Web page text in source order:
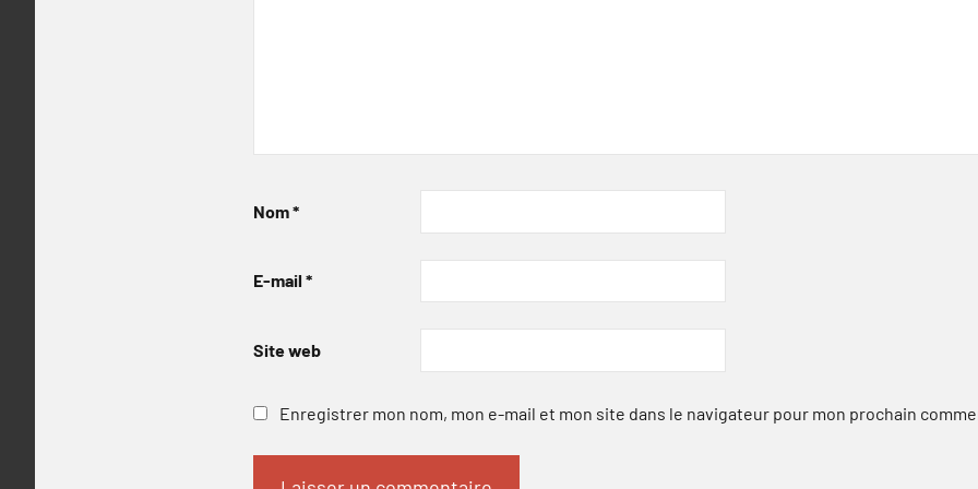
Nom*
E-mail *
Site web
Enregistrer mon nom, mon e-mail et mon site dans le navigateur pour mon prochain